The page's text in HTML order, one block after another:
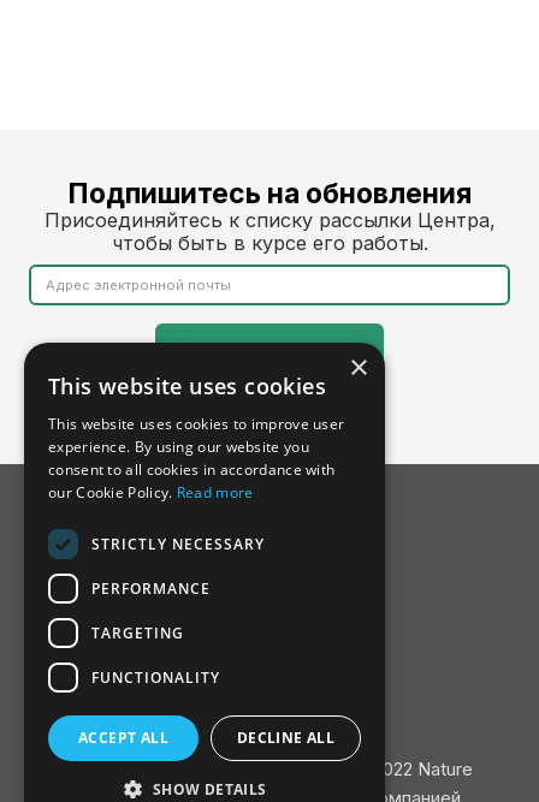
Подпишитесь на обновления
Присоединяйтесь к списку рассылки Центра,
чтобы быть в курсе его работы.
Консультативный совет
Связаться с
Политика конфиденциальности/ ©2022 Nature
×
This website uses cookies
This website uses cookies to improve user
experience. By using our website you
consent to all cookies in accordance with
our Cookie Policy. Read more
STRICTLY NECESSARY
PERFORMANCE
TARGETING
FUNCTIONALITY
ACCEPT ALL DECLINE ALL
SHOW DETAILS